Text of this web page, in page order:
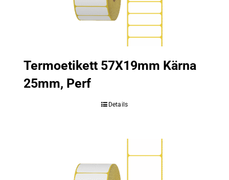
Termoetikett 57X19mm Kärna
25mm, Perf
Details